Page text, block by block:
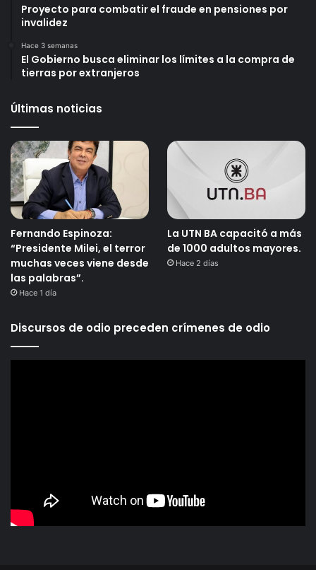
Proyecto para combatir el fraude en pensiones por
invalidez
Hace 3 semanas
El Gobierno busca eliminar los límites a la compra de
tierras por extranjeros
Últimas noticias
Fernando Espinoza:
“Presidente Milei, el terror
muchas veces viene desde
las palabras”.
Hace 1 día
La UTN BA capacitó a más
de 1000 adultos mayores.
Hace 2 días
Discursos de odio preceden crímenes de odio